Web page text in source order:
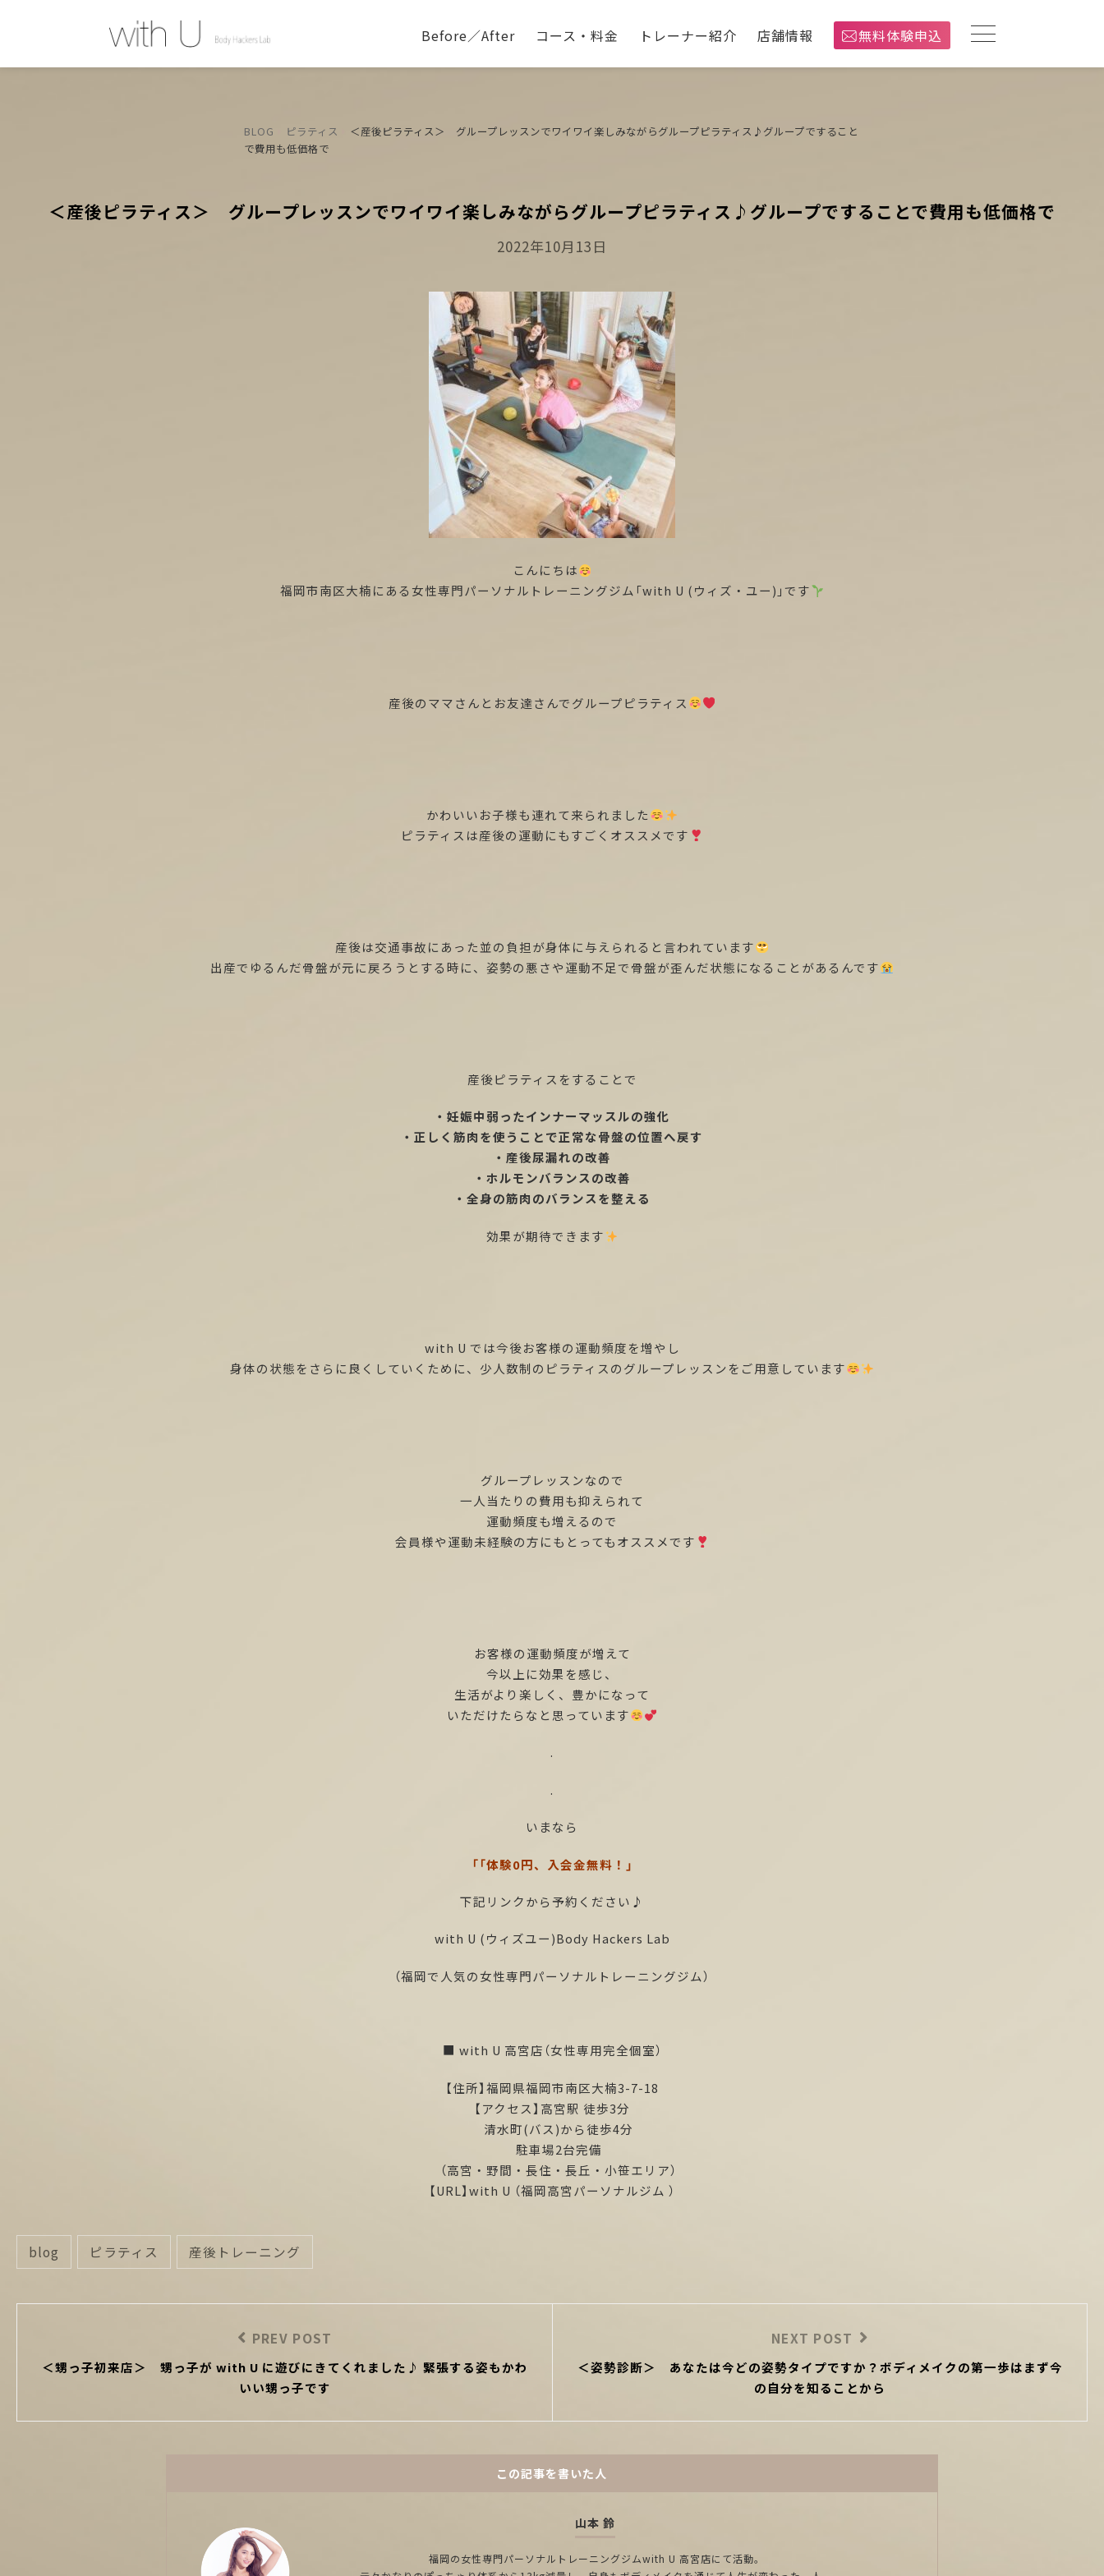
Before／After コース・料金 トレーナー紹介 店舗情報 無料体験申込
BLOG ピラティス
＜産後ピラティス＞ グループレッスンでワイワイ楽しみながらグループピラティス♪グループですること
で費用も低価格で
＜産後ピラティス＞ グループレッスンでワイワイ楽しみながらグループピラティス♪グループですることで費用も低価格で
Posted
2022年10月13日
こんにちは
福岡市南区大楠にある女性専門パーソナルトレーニングジム「with U (ウィズ・ユー)」です
産後のママさんとお友達さんでグループピラティス
かわいいお子様も連れて来られました
ピラティスは産後の運動にもすごくオススメです
産後は交通事故にあった並の負担が身体に与えられると言われています
出産でゆるんだ骨盤が元に戻ろうとする時に、姿勢の悪さや運動不足で骨盤が歪んだ状態になることがあるんです
産後ピラティスをすることで
・妊娠中弱ったインナーマッスルの強化
・正しく筋肉を使うことで正常な骨盤の位置へ戻す
・産後尿漏れの改善
・ホルモンバランスの改善
・全身の筋肉のバランスを整える
効果が期待できます
with U では今後お客様の運動頻度を増やし
身体の状態をさらに良くしていくために、少人数制のピラティスのグループレッスンをご用意しています
グループレッスンなので
一人当たりの費用も抑えられて
運動頻度も増えるので
会員様や運動未経験の方にもとってもオススメです
お客様の運動頻度が増えて
今以上に効果を感じ、
生活がより楽しく、豊かになって
いただけたらなと思っています
.
.
いまなら
「「体験0円、入会金無料！」
下記リンクから予約ください♪
with U (ウィズユー)Body Hackers Lab
（福岡で人気の女性専門パーソナルトレーニングジム）
■ with U 高宮店（女性専用完全個室）
【住所】福岡県福岡市南区大楠3-7-18
【アクセス】高宮駅 徒歩3分
清水町(バス)から徒歩4分
駐車場2台完備
（高宮・野間・長住・長丘・小笹エリア）
【URL】with U （福岡高宮パーソナルジム ）
categories
blog ピラティス 産後トレーニング
Post
PREV POST
＜甥っ子初来店＞ 甥っ子が with U に遊びにきてくれました♪ 緊張する姿もかわ
いい甥っ子です
Post
NEXT POST
＜姿勢診断＞ あなたは今どの姿勢タイプですか？ボディメイクの第一歩はまず今
の自分を知ることから
この記事を書いた人
山本 鈴
福岡の女性専門パーソナルトレーニングジムwith U 高宮店にて活動。